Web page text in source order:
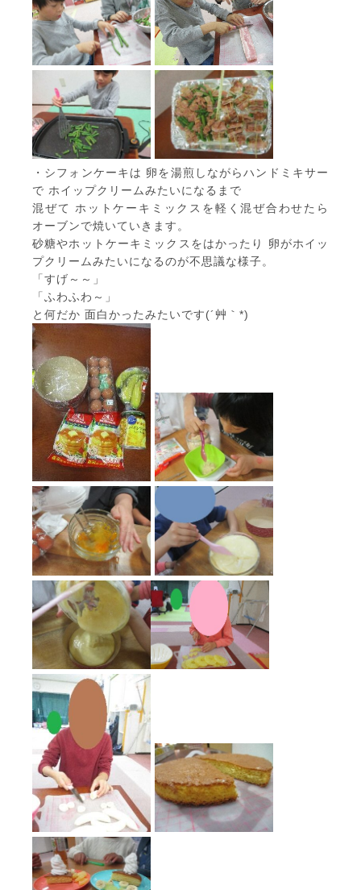
・シフォンケーキは 卵を湯煎しながらハンドミキサー
で ホイップクリームみたいになるまで
混ぜて ホットケーキミックスを軽く混ぜ合わせたら
オーブンで焼いていきます。
砂糖やホットケーキミックスをはかったり 卵がホイッ
プクリームみたいになるのが不思議な様子。
「すげ～～」
「ふわふわ～」
と何だか 面白かったみたいです(´艸｀*)